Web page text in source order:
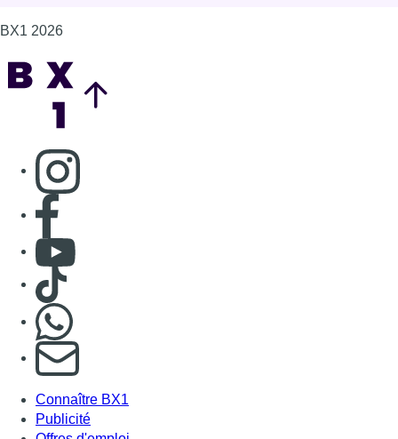
BX1 2026
Consulter page Instagram
Consulter page Facebook
Consulter Youtube
Consulter TikTok
S'abonner à notre newsletter
Connaître BX1
Publicité